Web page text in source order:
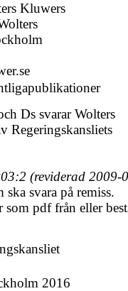
Kluwers
Ds svarar Wolters
Regeringskansliets
(reviderad 2009-
svara på remiss.
pdf från eller
2016